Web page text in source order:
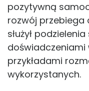
pozytywną
rozwój przebiega
służył
przykładami
wykorzystanych.